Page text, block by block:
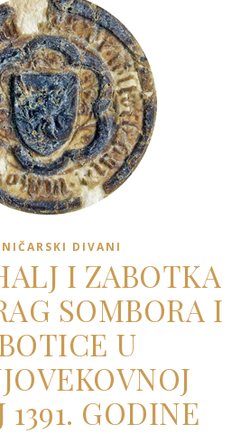
DIVANI
I ZABOTKA
SOMBORA I
U
1391. GODINE